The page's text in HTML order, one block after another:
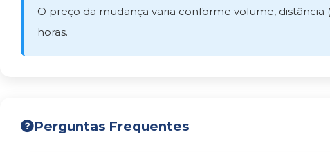
O preço da mudança varia conforme volume, distância
horas.
Perguntas Frequentes